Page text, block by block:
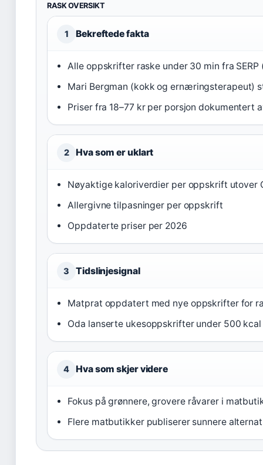
RASK OVERSIKT
1 Bekreftede fakta
Alle oppskrifter raske under 30 min fra SERP
Mari Bergman (kokk og ernæringsterapeut)
Priser fra 18–77 kr per porsjon dokumentert
2 Hva som er uklart
Nøyaktige kaloriverdier per oppskrift utover
Aller­giv­ne tilpasninger per oppskrift
Oppdaterte priser per 2026
3 Tidslinjesignal
Matprat oppdatert med nye oppskrifter for
Oda lanserte ukesoppskrifter under 500 kcal
4 Hva som skjer videre
Fokus på grønnere, grovere råvarer i
Flere matbutikker publiserer sunnere